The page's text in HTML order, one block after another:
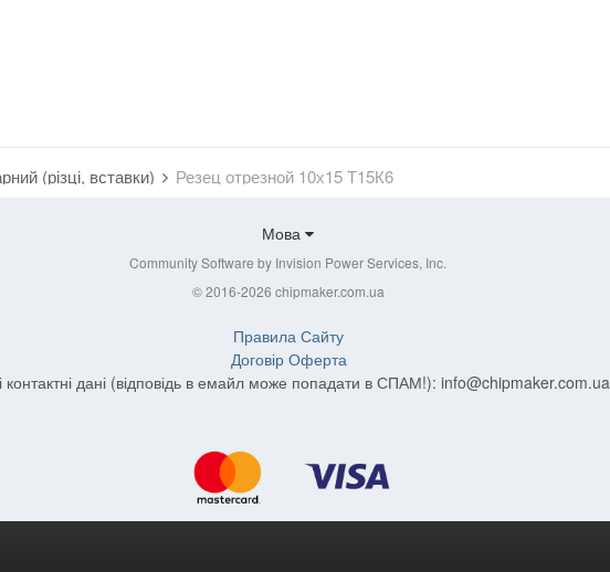
(різці, вставки) Резец отрезной 10х15 Т15К6
Мова
Community Software by Invision Power Services, Inc.
© 2016-2026 chipmaker.com.ua
Правила Сайту
Договір Оферта
контактні дані (відповідь в емайл може попадати в СПАМ!): info@chipmaker.com.ua